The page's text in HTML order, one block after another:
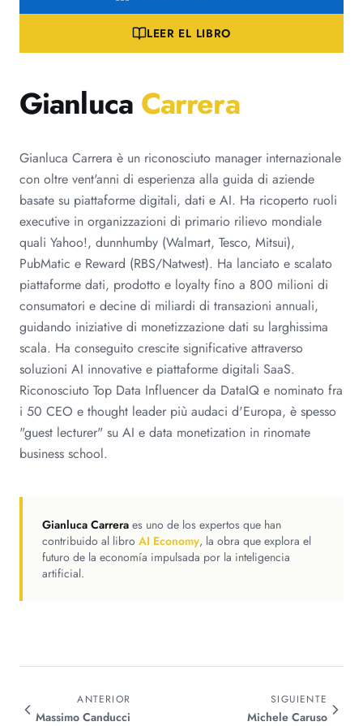
LEER EL LIBRO
Gianluca Carrera
Gianluca Carrera è un riconosciuto manager internazionale
con oltre vent'anni di esperienza alla guida di aziende
basate su piattaforme digitali, dati e AI. Ha ricoperto ruoli
executive in organizzazioni di primario rilievo mondiale
quali Yahoo!, dunnhumby (Walmart, Tesco, Mitsui),
PubMatic e Reward (RBS/Natwest). Ha lanciato e scalato
piattaforme dati, prodotto e loyalty fino a 800 milioni di
consumatori e decine di miliardi di transazioni annuali,
guidando iniziative di monetizzazione dati su larghissima
scala. Ha conseguito crescite significative attraverso
soluzioni AI innovative e piattaforme digitali SaaS.
Riconosciuto Top Data Influencer da DataIQ e nominato fra
i 50 CEO e thought leader più audaci d'Europa, è spesso
"guest lecturer" su AI e data monetization in rinomate
business school.
Gianluca Carrera es uno de los expertos que han
contribuido al libro AI Economy, la obra que explora el
futuro de la economía impulsada por la inteligencia
artificial.
ANTERIOR
Massimo Canducci
SIGUIENTE
Michele Caruso